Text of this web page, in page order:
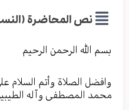
نص المحاضرة
بسم الله الرحمن الرحيم
وافضل الصلاة وأتم السلام
محمد المصطفى وآله